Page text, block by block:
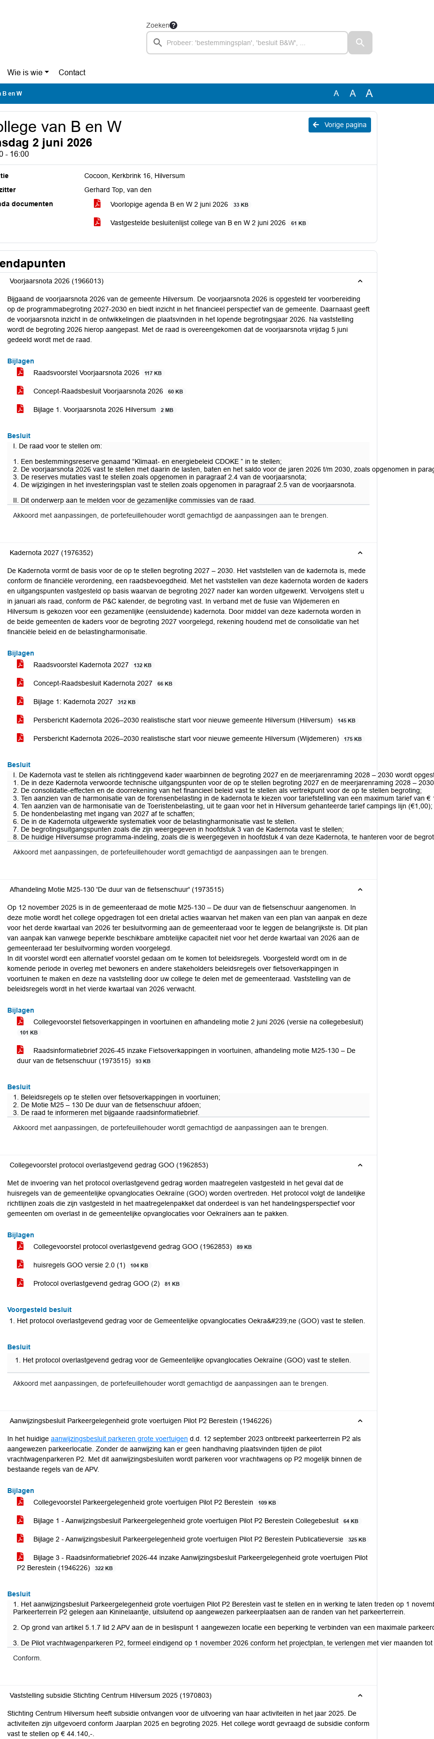
Zoeken
Wie is wie Contact
B en W A A A
Vorige pagina
van B en W
2 juni 2026
- 16:00
Cocoon, Kerkbrink 16, Hilversum
Gerhard Top, van den
documenten
Voorlopige agenda B en W 2 juni 2026 33 KB
Vastgestelde besluitenlijst college van B en W 2 juni 2026 61 KB
Voorjaarsnota 2026 (1966013)
Bijgaand de voorjaarsnota 2026 van de gemeente Hilversum. De voorjaarsnota 2026 is opgesteld ter voorbereiding
op de programmabegroting 2027-2030 en biedt inzicht in het financieel perspectief van de gemeente. Daarnaast geeft
de voorjaarsnota inzicht in de ontwikkelingen die plaatsvinden in het lopende begrotingsjaar 2026. Na vaststelling
wordt de begroting 2026 hierop aangepast. Met de raad is overeengekomen dat de voorjaarsnota vrijdag 5 juni
gedeeld wordt met de raad.
Bijlagen
Raadsvoorstel Voorjaarsnota 2026
117 KB
Concept-Raadsbesluit Voorjaarsnota 2026 60 KB
Bijlage 1. Voorjaarsnota 2026 Hilversum 2 MB
Besluit
I. De raad voor te stellen om:
1. Een bestemmingsreserve genaamd “Klimaat- en energiebeleid CDOKE ” in te stellen;
2. De voorjaarsnota 2026 vast te stellen met daarin de lasten, baten en het saldo voor de jaren 2026 t/m 2030, zoals opgenomen in
3. De reserves mutaties vast te stellen zoals opgenomen in paragraaf 2.4 van de voorjaarsnota;
4. De wijzigingen in het investeringsplan vast te stellen zoals opgenomen in paragraaf 2.5 van de voorjaarsnota.
II. Dit onderwerp aan te melden voor de gezamenlijke commissies van de raad.
Akkoord met aanpassingen, de portefeuillehouder wordt gemachtigd de aanpassingen aan te brengen.
Kadernota 2027 (1976352)
De Kadernota vormt de basis voor de op te stellen begroting 2027 – 2030. Het vaststellen van de kadernota is, mede
conform de financiële verordening, een raadsbevoegdheid. Met het vaststellen van deze kadernota worden de kaders
en uitgangspunten vastgesteld op basis waarvan de begroting 2027 nader kan worden uitgewerkt. Vervolgens stelt u
in januari als raad, conform de P&C kalender, de begroting vast. In verband met de fusie van Wijdemeren en
Hilversum is gekozen voor een gezamenlijke (eensluidende) kadernota. Door middel van deze kadernota worden in
de beide gemeenten de kaders voor de begroting 2027 voorgelegd, rekening houdend met de consolidatie van het
financiële beleid en de belastingharmonisatie.
Bijlagen
Raadsvoorstel Kadernota 2027
132 KB
Concept-Raadsbesluit Kadernota 2027 66 KB
Bijlage 1: Kadernota 2027 312 KB
Persbericht Kadernota 2026–2030 realistische start voor nieuwe gemeente Hilversum (Hilversum) 145 KB
Persbericht Kadernota 2026–2030 realistische start voor nieuwe gemeente Hilversum (Wijdemeren) 175 KB
Besluit
I. De Kadernota vast te stellen als richtinggevend kader waarbinnen de begroting 2027 en de meerjarenraming 2028 – 2030 wordt
1. De in deze Kadernota verwoorde technische uitgangspunten voor de op te stellen begroting 2027 en de meerjarenraming 2028 –
2. De consolidatie-effecten en de doorrekening van het financieel beleid vast te stellen als vertrekpunt voor de op te stellen begroting;
3. Ten aanzien van de harmonisatie van de forensenbelasting in de kadernota te kiezen voor tariefstelling van een maximum tarief van €
4. Ten aanzien van de harmonisatie van de Toeristenbelasting, uit te gaan voor het in Hilversum gehanteerde tarief campings lijn (€1,00);
5. De hondenbelasting met ingang van 2027 af te schaffen;
6. De in de Kadernota uitgewerkte systematiek voor de belastingharmonisatie vast te stellen.
7. De begrotingsuitgangspunten zoals die zijn weergegeven in hoofdstuk 3 van de Kadernota vast te stellen;
8. De huidige Hilversumse programma-indeling, zoals die is weergegeven in hoofdstuk 4 van deze Kadernota, te hanteren voor de
Akkoord met aanpassingen, de portefeuillehouder wordt gemachtigd de aanpassingen aan te brengen.
Afhandeling Motie M25-130 'De duur van de fietsenschuur' (1973515)
Op 12 november 2025 is in de gemeenteraad de motie M25-130 – De duur van de fietsenschuur aangenomen. In
deze motie wordt het college opgedragen tot een drietal acties waarvan het maken van een plan van aanpak en deze
voor het derde kwartaal van 2026 ter besluitvorming aan de gemeenteraad voor te leggen de belangrijkste is. Dit plan
van aanpak kan vanwege beperkte beschikbare ambtelijke capaciteit niet voor het derde kwartaal van 2026 aan de
gemeenteraad ter besluitvorming worden voorgelegd.
In dit voorstel wordt een alternatief voorstel gedaan om te komen tot beleidsregels. Voorgesteld wordt om in de
komende periode in overleg met bewoners en andere stakeholders beleidsregels over fietsoverkappingen in
voortuinen te maken en deze na vaststelling door uw college te delen met de gemeenteraad. Vaststelling van de
beleidsregels wordt in het vierde kwartaal van 2026 verwacht.
Bijlagen
Collegevoorstel fietsoverkappingen in voortuinen en afhandeling motie 2 juni 2026 (versie na collegebesluit)
101 KB
Raadsinformatiebrief 2026-45 inzake Fietsoverkappingen in voortuinen, afhandeling motie M25-130 – De
duur van de fietsenschuur (1973515)
93 KB
Besluit
1. Beleidsregels op te stellen over fietsoverkappingen in voortuinen;
2. De Motie M25 – 130 De duur van de fietsenschuur afdoen;
3. De raad te informeren met bijgaande raadsinformatiebrief.
Akkoord met aanpassingen, de portefeuillehouder wordt gemachtigd de aanpassingen aan te brengen.
Collegevoorstel protocol overlastgevend gedrag GOO (1962853)
Met de invoering van het protocol overlastgevend gedrag worden maatregelen vastgesteld in het geval dat de
huisregels van de gemeentelijke opvanglocaties Oekraïne (GOO) worden overtreden. Het protocol volgt de landelijke
richtlijnen zoals die zijn vastgesteld in het maatregelenpakket dat onderdeel is van het handelingsperspectief voor
gemeenten om overlast in de gemeentelijke opvanglocaties voor Oekraïners aan te pakken.
Bijlagen
Collegevoorstel protocol overlastgevend gedrag GOO (1962853)
89 KB
huisregels GOO versie 2.0 (1) 104 KB
Protocol overlastgevend gedrag GOO (2) 81 KB
Voorgesteld besluit
Het protocol overlastgevend gedrag voor de Gemeentelijke opvanglocaties Oekra&#239;ne (GOO) vast te stellen.
Besluit
Het protocol overlastgevend gedrag voor de Gemeentelijke opvanglocaties Oekraïne (GOO) vast te stellen.
Akkoord met aanpassingen, de portefeuillehouder wordt gemachtigd de aanpassingen aan te brengen.
Aanwijzingsbesluit Parkeergelegenheid grote voertuigen Pilot P2 Berestein (1946226)
In het huidige aanwijzingsbesluit parkeren grote voertuigen d.d. 12 september 2023 ontbreekt parkeerterrein P2 als
aangewezen parkeerlocatie. Zonder de aanwijzing kan er geen handhaving plaatsvinden tijden de pilot
vrachtwagenparkeren P2. Met dit aanwijzingsbesluiten wordt parkeren voor vrachtwagens op P2 mogelijk binnen de
bestaande regels van de APV.
Bijlagen
Collegevoorstel Parkeergelegenheid grote voertuigen Pilot P2 Berestein
109 KB
Bijlage 1 - Aanwijzingsbesluit Parkeergelegenheid grote voertuigen Pilot P2 Berestein Collegebesluit 64 KB
Bijlage 2 - Aanwijzingsbesluit Parkeergelegenheid grote voertuigen Pilot P2 Berestein Publicatieversie 325 KB
Bijlage 3 - Raadsinformatiebrief 2026-44 inzake Aanwijzingsbesluit Parkeergelegenheid grote voertuigen Pilot
P2 Berestein (1946226)
322 KB
Besluit
1. Het aanwijzingsbesluit Parkeergelegenheid grote voertuigen Pilot P2 Berestein vast te stellen en in werking te laten treden op 1
Parkeerterrein P2 gelegen aan Kininelaantje, uitsluitend op aangewezen parkeerplaatsen aan de randen van het parkeerterrein.
2. Op grond van artikel 5.1.7 lid 2 APV aan de in beslispunt 1 aangewezen locatie een beperking te verbinden van een maximale
3. De Pilot vrachtwagenparkeren P2, formeel eindigend op 1 november 2026 conform het projectplan, te verlengen met vier maanden
Conform.
Vaststelling subsidie Stichting Centrum Hilversum 2025 (1970803)
Stichting Centrum Hilversum heeft subsidie ontvangen voor de uitvoering van haar activiteiten in het jaar 2025. De
activiteiten zijn uitgevoerd conform Jaarplan 2025 en begroting 2025. Het college wordt gevraagd de subsidie conform
vast te stellen op € 44.140,-.